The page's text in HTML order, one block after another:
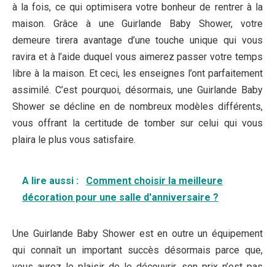
à la fois, ce qui optimisera votre bonheur de rentrer à la
maison. Grâce à une Guirlande Baby Shower, votre
demeure tirera avantage d’une touche unique qui vous
ravira et à l’aide duquel vous aimerez passer votre temps
libre à la maison. Et ceci, les enseignes l’ont parfaitement
assimilé. C’est pourquoi, désormais, une Guirlande Baby
Shower se décline en de nombreux modèles différents,
vous offrant la certitude de tomber sur celui qui vous
plaira le plus vous satisfaire.
A lire aussi :
Comment choisir la meilleure
décoration pour une salle d'anniversaire ?
Une Guirlande Baby Shower est en outre un équipement
qui connaît un important succès désormais parce que,